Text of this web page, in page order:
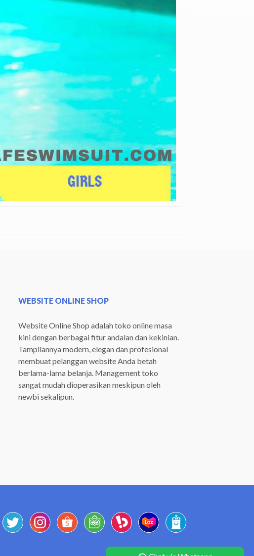
WEBSITE ONLINE SHOP
Website Online Shop adalah toko online masa
kini dengan berbagai fitur andalan dan kekinian.
Tampilannya modern, elegan dan profesional
membuat pelanggan website Anda betah
berlama-lama belanja. Management toko
sangat mudah dioperasikan meskipun oleh
newbi sekalipun.